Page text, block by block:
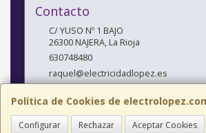
Política de Cookies de
Configurar Rechazar Aceptar Cookies
Contacto
C/ YUSO Nº 1 BAJO
26300NAJERA,La Rioja
630748480
raquel@electricidadlopez.es
Horario